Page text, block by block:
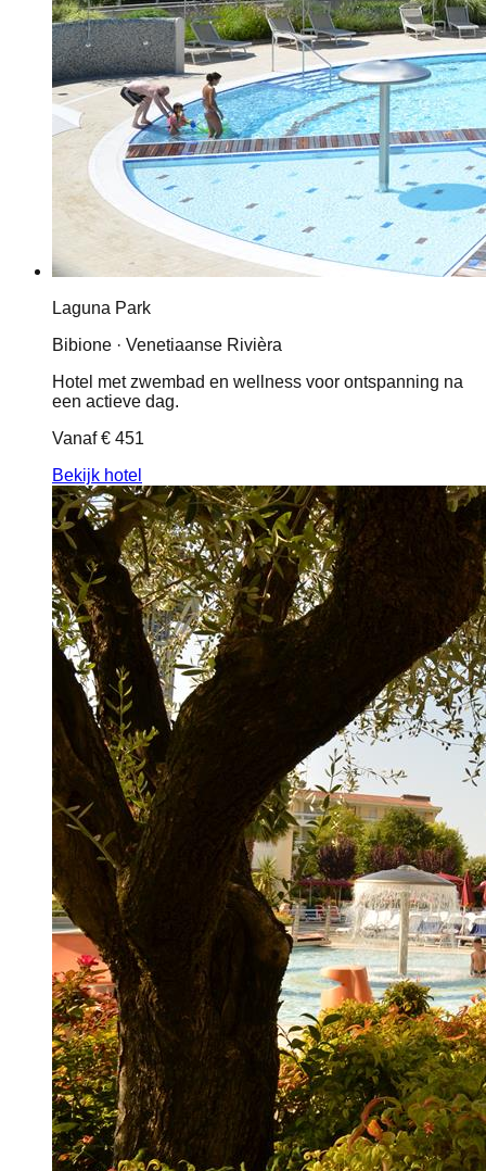
Laguna Park
Bibione · Venetiaanse Rivièra
Hotel met zwembad en wellness voor ontspanning na
een actieve dag.
Vanaf€ 451
Bekijk hotel